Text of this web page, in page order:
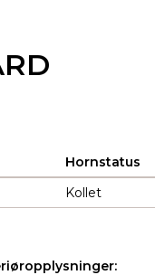
Hornstatus
Kollet